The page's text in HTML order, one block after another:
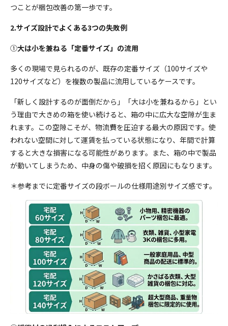
つことが梱包改善の第一歩です。
2.サイズ設計でよくある3つの失敗例
①大は小を兼ねる「定番サイズ」の流用
多くの現場で見られるのが、既存の定番サイズ（100サイズや
120サイズなど）を複数の製品に流用しているケースです。
「新しく設計するのが面倒だから」「大は小を兼ねるから」とい
う理由で大きめの箱を使い続けると、箱の中に広大な空隙が生ま
れます。この空隙こそが、物流費を圧迫する最大の原因です。使
われない空間に対して運賃を払っている状態になり、年間で計算
すると大きな損害になる可能性があります。また、箱の中で製品
が動いてしまうため、中身の傷や破損を招く原因にもなります。
＊参考までに定番サイズの段ボールの仕様用途別サイズ感です。